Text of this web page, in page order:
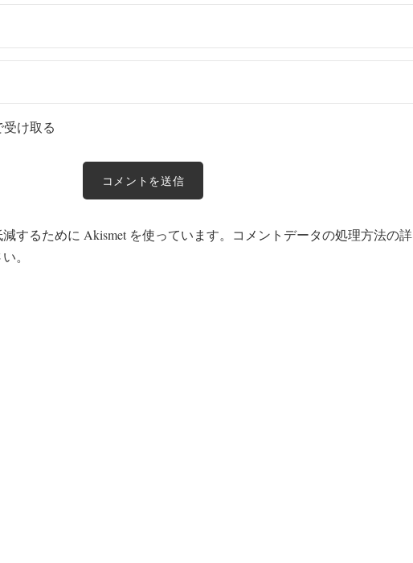
け取る
するために Akismet を使っています。 コメントデータの処理方法の詳
。